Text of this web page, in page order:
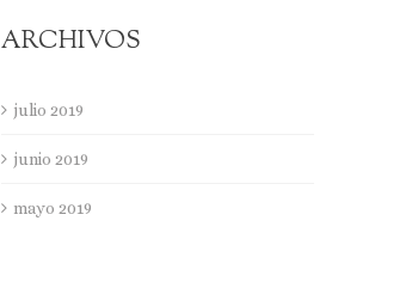
ARCHIVOS
julio 2019
junio 2019
mayo 2019